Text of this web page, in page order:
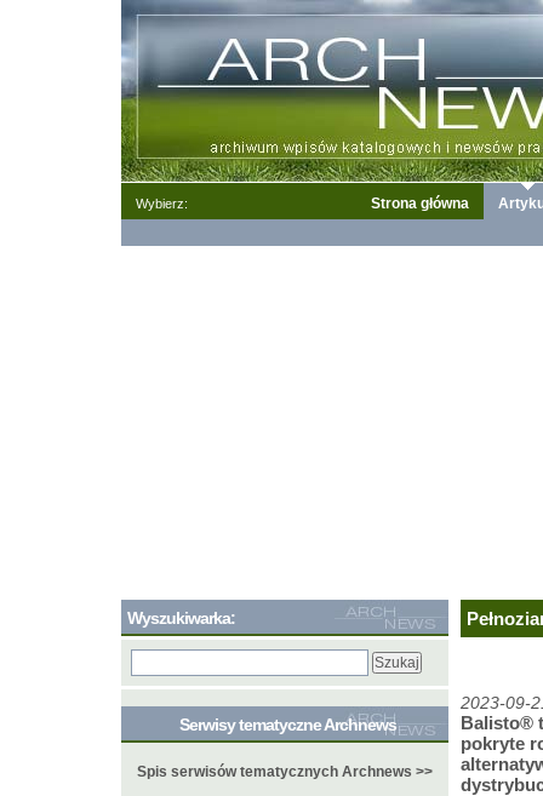
Wybierz: Strona główna
2023-09-
Balisto®
pokryte
Wyszukiwarka:
Serwisy tematyczne Archnews
Spis serwisów tematycznych Archnews >>